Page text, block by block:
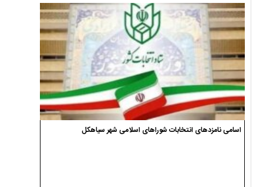
اسامی نامزدهای انتخابات شوراهای اسلامی شهر سیاهکل